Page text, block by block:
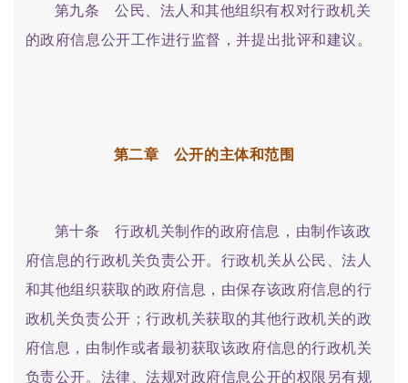
第九条 公民、法人和其他组织有权对行政机关
的政府信息公开工作进行监督，并提出批评和建议。
第二章 公开的主体和范围
第十条 行政机关制作的政府信息，由制作该政
府信息的行政机关负责公开。行政机关从公民、法人
和其他组织获取的政府信息，由保存该政府信息的行
政机关负责公开；行政机关获取的其他行政机关的政
府信息，由制作或者最初获取该政府信息的行政机关
负责公开。法律、法规对政府信息公开的权限另有规